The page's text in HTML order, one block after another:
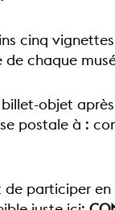
cinq
de chaque
objet
postale à :
de participer